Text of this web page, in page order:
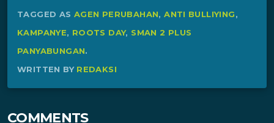
TAGGED AS AGEN PERUBAHAN,ANTI BULLIYING,
KAMPANYE, ROOTS DAY, SMAN 2 PLUS
PANYABUNGAN.
WRITTEN BY REDAKSI
COMMENTS